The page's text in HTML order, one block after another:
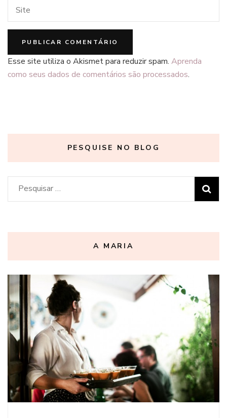
Esse site utiliza o Akismet para reduzir spam. Aprenda
como seus dados de comentários são processados.
PESQUISE NO BLOG
Pesquisar
por:
A MARIA